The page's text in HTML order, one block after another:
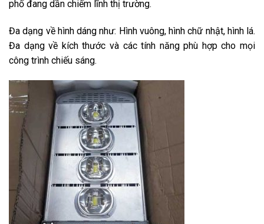
phố đang dần chiếm lĩnh thị trường.
Đa dạng về hình dáng như: Hình vuông, hình chữ nhật, hình lá.
Đa dạng về kích thước và các tính năng phù hợp cho mọi
công trình chiếu sáng.